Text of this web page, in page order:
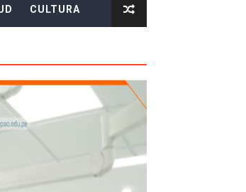
Y ESTAFAS
REPORTARLOS
DE HIDRANDINA
CULTURA